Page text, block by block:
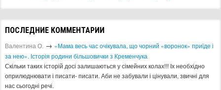
ПОСЛЕДНИЕ КОММЕНТАРИИ
Валентина О. → «Мама весь час очікувала, що чорний «воронок» приїде і
за нею». Історія родини більшовички з Кременчука
Скільки таких історій досі залишаються у сімейних колах!!! Іх необхідно
оприлюднювати і писати- писати. Аби не забували і цінували, звичні для
нас сьогодні речі.